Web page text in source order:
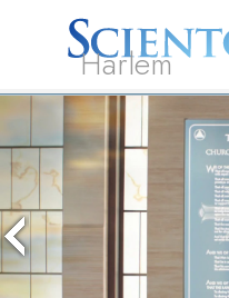
Harlem
Acerca de
L. Ronald
Hubbard